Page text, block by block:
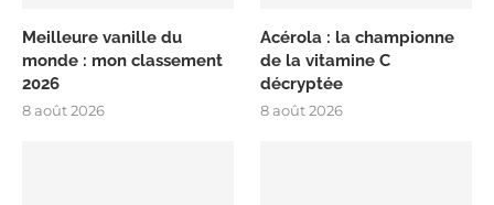
Meilleure vanille du
monde : mon classement
2026
8 août 2026
Acérola : la championne
de la vitamine C
décryptée
8 août 2026